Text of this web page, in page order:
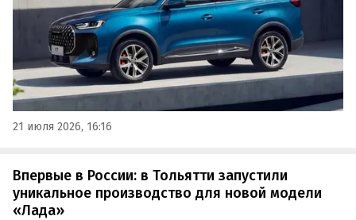
Volkswagen в Калуге.
21 июля 2026, 16:16
Впервые в России: в Тольятти запустили
уникальное производство для новой модели
«Лада»